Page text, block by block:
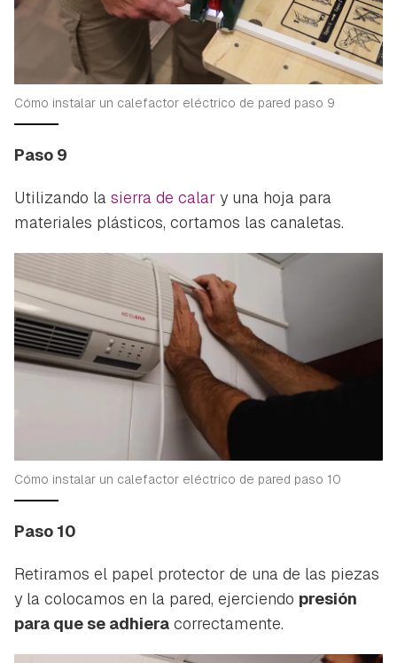
Cómo instalar un calefactor eléctrico de pared paso 9
Paso 9
Utilizando la sierra de calar y una hoja para
materiales plásticos, cortamos las canaletas.
Cómo instalar un calefactor eléctrico de pared paso 10
Paso 10
Retiramos el papel protector de una de las piezas
y la colocamos en la pared, ejerciendo presión
para que se adhiera correctamente.